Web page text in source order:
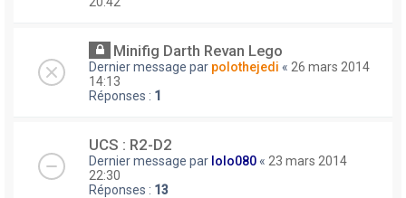
Minifig Darth Revan Lego
Dernier message par polothejedi « 26 mars 2014
14:13
Réponses : 1
UCS : R2-D2
Dernier message par lolo080 « 23 mars 2014
22:30
Réponses : 13